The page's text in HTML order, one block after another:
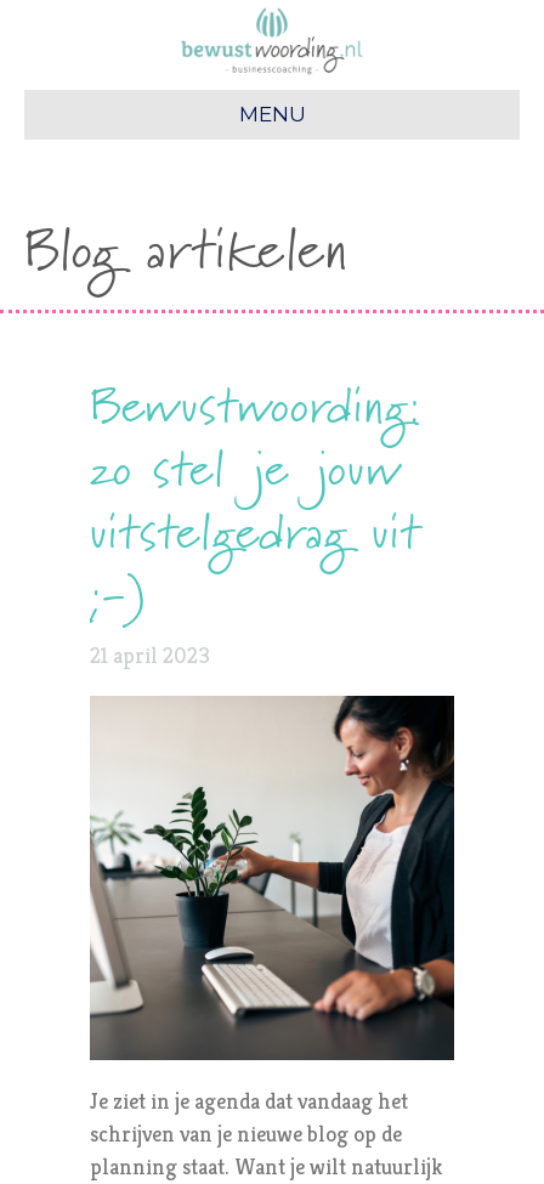
MENU
Blog artikelen
Bewustwoording:
zo stel je jouw
uitstelgedrag uit
;-)
21 april 2023
Je ziet in je agenda dat vandaag het
schrijven van je nieuwe blog op de
planning staat. Want je wilt natuurlijk